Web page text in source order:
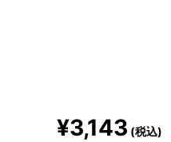
¥3,143 (税込)